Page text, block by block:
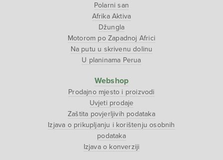
Polarni san
Afrika Aktiva
Džungla
Motorom po Zapadnoj Africi
Na putu u skrivenu dolinu
U planinama Perua
Webshop
Prodajno mjesto i proizvodi
Uvjeti prodaje
Zaštita povjerljivih podataka
Izjava o prikupljanju i korištenju osobnih
podataka
Izjava o konverziji